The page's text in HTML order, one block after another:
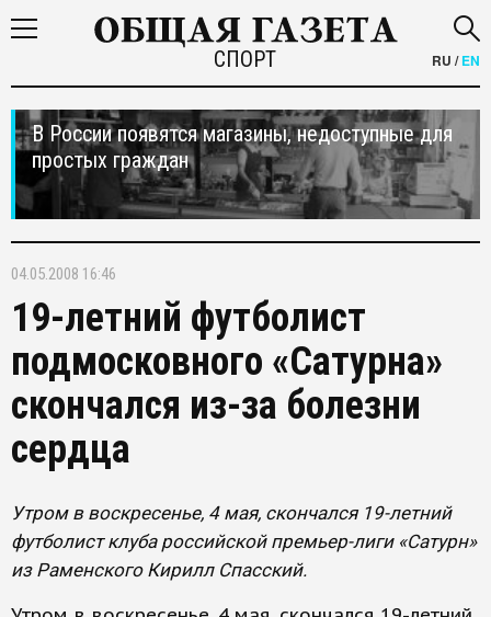
СПОРТ RU /EN
В России появятся магазины, недоступные для
простых граждан
04.05.2008 16:46
19-летний футболист
подмосковного «Сатурна»
скончался из-за болезни
сердца
Утром в воскресенье, 4 мая, скончался 19-летний
футболист клуба российской премьер-лиги «Сатурн»
из Раменского Кирилл Спасский.